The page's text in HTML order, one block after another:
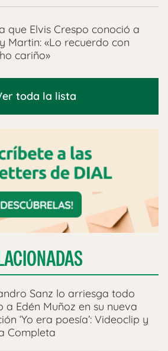
que Elvis Crespo conoció a
Martin: «Lo recuerdo con
cariño»
toda la lista
Sanz lo arriesga todo
a Edén Muñoz en su nueva
‘Yo era poesía’: Videoclip y
Completa